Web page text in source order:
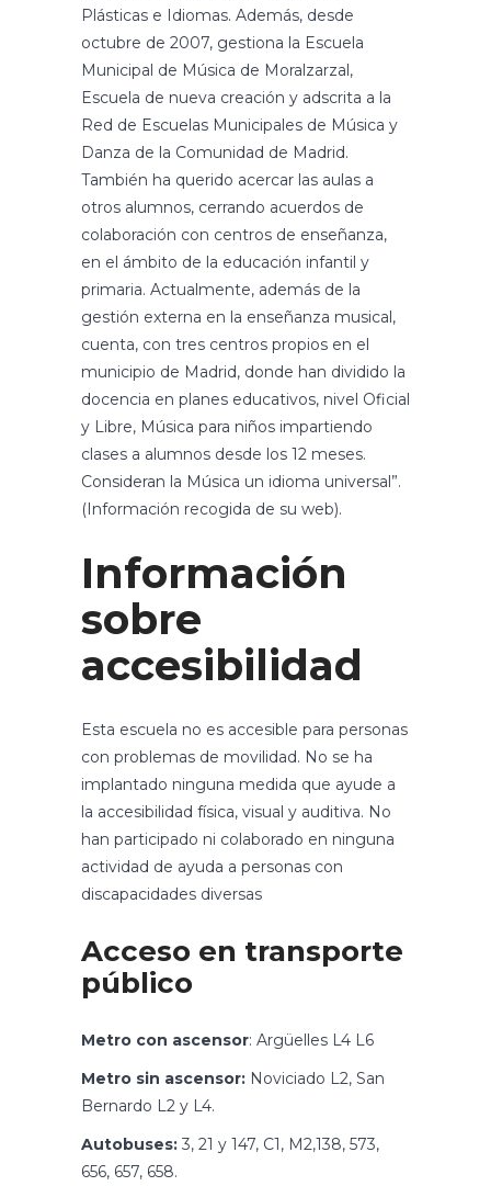
Plásticas e Idiomas. Además, desde
octubre de 2007, gestiona la Escuela
Municipal de Música de Moralzarzal,
Escuela de nueva creación y adscrita a la
Red de Escuelas Municipales de Música y
Danza de la Comunidad de Madrid.
También ha querido acercar las aulas a
otros alumnos, cerrando acuerdos de
colaboración con centros de enseñanza,
en el ámbito de la educación infantil y
primaria. Actualmente, además de la
gestión externa en la enseñanza musical,
cuenta, con tres centros propios en el
municipio de Madrid, donde han dividido la
docencia en planes educativos, nivel Oficial
y Libre, Música para niños impartiendo
clases a alumnos desde los 12 meses.
Consideran la Música un idioma universal”.
(Información recogida de su web).
Información
sobre
accesibilidad
Esta escuela no es accesible para personas
con problemas de movilidad. No se ha
implantado ninguna medida que ayude a
la accesibilidad física, visual y auditiva. No
han participado ni colaborado en ninguna
actividad de ayuda a personas con
discapacidades diversas
Acceso en transporte
público
Metro con ascensor: Argüelles L4 L6
Metro sin ascensor: Noviciado L2, San
Bernardo L2 y L4.
Autobuses: 3, 21 y 147, C1, M2,138, 573,
656, 657, 658.